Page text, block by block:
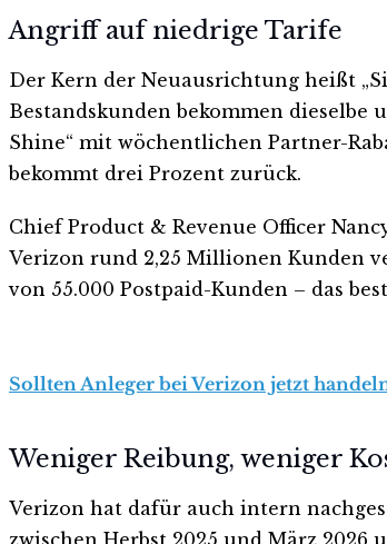
Angriff auf niedrige Tarife
Der Kern der Neuausrichtung heißt
Bestandskunden bekommen
Shine“ mit wöchentlichen Partner-
bekommt drei Prozent zurück.
Chief Product & Revenue Officer
Verizon rund 2,25 Millionen Kunden
von 55.000 Postpaid-Kunden – das
Sollten Anleger bei Verizon jetzt
Weniger Reibung, weniger
Verizon hat dafür auch intern
zwischen Herbst 2025 und März 2026